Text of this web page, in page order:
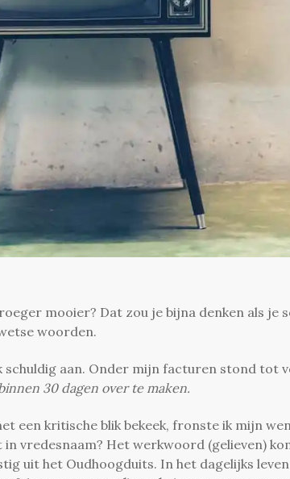
mooier? Dat zou je bijna denken als je
woorden.
schuldig aan. Onder mijn facturen stond tot
30 dagen over te maken.
een kritische blik bekeek, fronste ik mijn
in vredesnaam? Het werkwoord (gelieven)
uit het Oudhoogduits. In het dagelijks